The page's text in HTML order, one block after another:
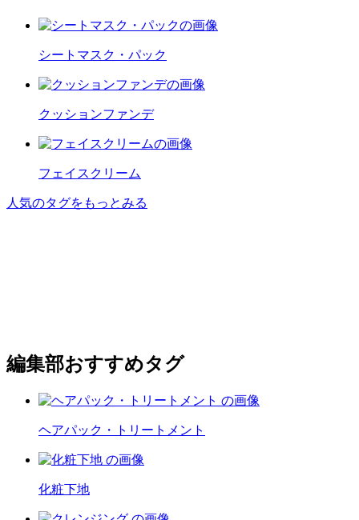
シートマスク・パック
クッションファンデ
フェイスクリーム
人気のタグをもっとみる
編集部おすすめタグ
ヘアパック・トリートメント
化粧下地